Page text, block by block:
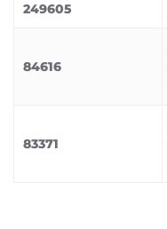
249605
84616
83371